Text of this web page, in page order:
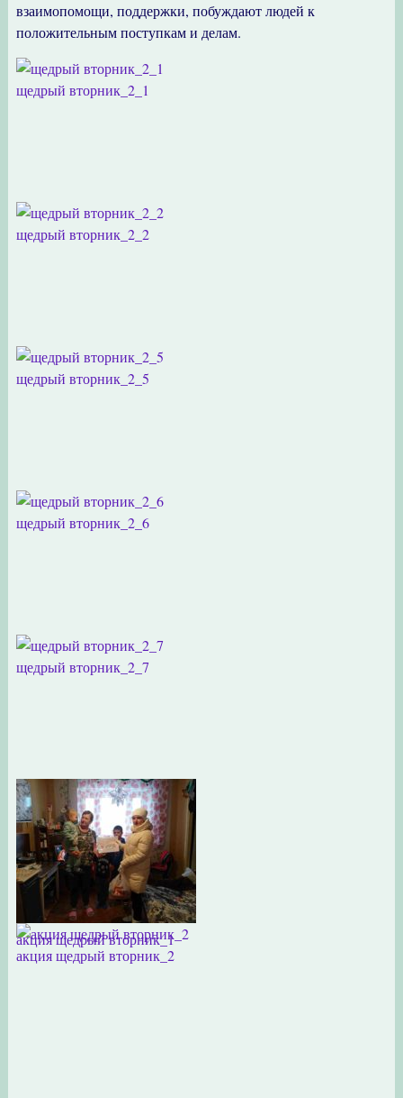
взаимопомощи, поддержки, побуждают людей к
положительным поступкам и делам.
щедрый вторник_2_1
щедрый вторник_2_2
щедрый вторник_2_5
щедрый вторник_2_6
щедрый вторник_2_7
акция щедрый вторник_1
акция щедрый вторник_2